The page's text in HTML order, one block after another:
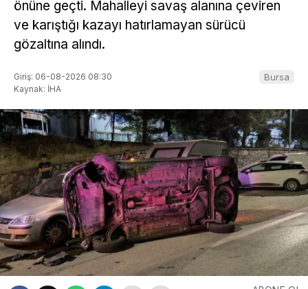
önüne geçti. Mahalleyi savaş alanına çeviren
ve karıştığı kazayı hatırlamayan sürücü
gözaltına alındı.
Giriş: 06-08-2026 08:30
Kaynak: İHA
Bursa